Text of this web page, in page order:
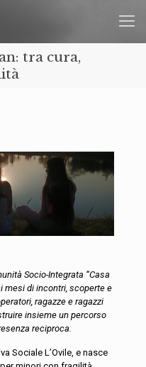
tra cura,
Socio-Integrata “Casa
mesi di incontri, scoperte e
ragazze e ragazzi
insieme un percorso
reciproca.
Sociale L’Ovile, e nasce